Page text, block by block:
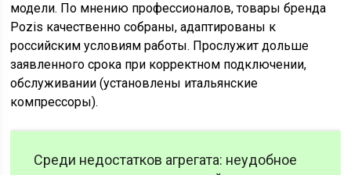
модели. По мнению профессионалов, товары бренда
Pozis качественно собраны, адаптированы к
российским условиям работы. Прослужит дольше
заявленного срока при корректном подключении,
обслуживании (установлены итальянские
компрессоры).
Среди недостатков агрегата: неудобное